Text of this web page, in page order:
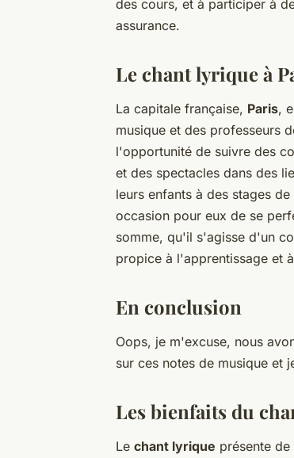
des cours, et à participer à
assurance.
Le chant lyrique à
La capitale française, Paris,
musique et des professeurs
l'opportunité de suivre des
et des spectacles dans des
leurs enfants à des stages
occasion pour eux de se
somme, qu'il s'agisse d'un
propice à l'apprentissage et
En conclusion
Oops, je m'excuse, nous
sur ces notes de musique et
Les bienfaits du
Le chant lyrique présente